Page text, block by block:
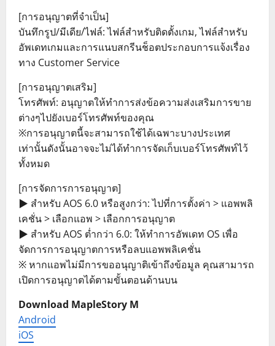
[การอนุญาตที่จำเป็น]
บันทึกรูป/มีเดีย/ไฟล์: ไฟล์สำหรับติดตั้งเกม, ไฟล์สำหรับ
อัพเดทเกมและการแนบสกรีนช็อตประกอบการแจ้งเรื่อง
ทาง Customer Service
[การอนุญาตเสริม]
โทรศัพท์: อนุญาตให้ทำการส่งข้อความส่งเสริมการขาย
ต่างๆไปยังเบอร์โทรศัพท์ของคุณ
※การอนุญาตนี้จะสามารถใช้ได้เฉพาะบางประเทศ
เท่านั้นดังนั้นอาจจะไม่ได้ทำการจัดเก็บเบอร์โทรศัพท์ไว้
ทั้งหมด
[การจัดการการอนุญาต]
▶ สำหรับ AOS 6.0 หรือสูงกว่า: ไปที่การตั้งค่า > แอพพลิ
เคชั่น > เลือกแอพ > เลือกการอนุญาต
▶ สำหรับ AOS ต่ำกว่า 6.0: ให้ทำการอัพเดท OS เพื่อ
จัดการการอนุญาตการหรือลบแอพพลิเคชั่น
※ หากแอพไม่มีการขออนุญาติเข้าถึงข้อมูล คุณสามารถ
เปิดการอนุญาตได้ตามขั้นตอนด้านบน
Download MapleStory M
Android
iOS